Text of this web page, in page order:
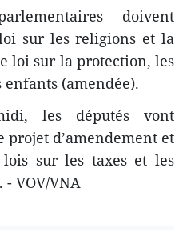
doivent
sur les religions et la
loi sur la protection, les
enfants (amendée).
les députés vont
d’amendement et
sur les taxes et ​les
VOV/VNA